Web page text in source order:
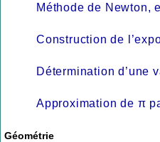
Méthode de Newton,
Construction de
Détermination d’une
Approximation de π
Géométrie